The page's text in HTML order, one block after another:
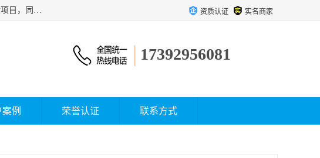
西安福鸿祥物流有限公司成立于2021年，位于陕西省西安市灞桥区，公司主要从事国内货物运输代理、装卸搬运等一般项目，同时具备道路货物运输（不含危险货物）的许可资质。凭借专业的物流服务和*的运输能力，公司致力于为客户提供安全、可靠的物流解决方案，满足多样化的运输需求，助力企业*运营。 资质认证 实名商家
17392956081
例 荣誉认证 联系方式